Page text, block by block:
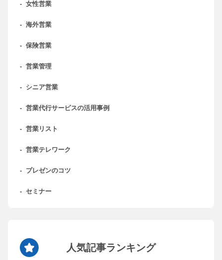
- 女性営業
- 海外営業
- 保険営業
- 営業管理
- シニア営業
- 営業代行サービスの活用事例
- 営業リスト
- 営業テレワーク
- プレゼンのコツ
- セミナー
人気記事ランキング